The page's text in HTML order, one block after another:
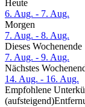
Heute
6. Aug. - 7. Aug.
Morgen
7. Aug. - 8. Aug.
Dieses Wochenende
7. Aug. - 9. Aug.
Nächstes
14. Aug. - 16. Aug.
Empfohlene
(aufsteigend)